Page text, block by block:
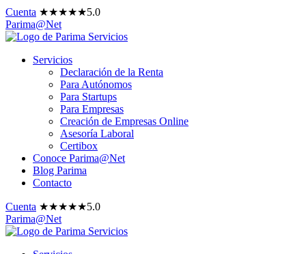
Cuenta ★★★★★5.0
Parima@Net
Servicios
Declaración de la Renta
Para Autónomos
Para Startups
Para Empresas
Creación de Empresas Online
Asesoría Laboral
Certibox
Conoce Parima@Net
Blog Parima
Contacto
Cuenta ★★★★★5.0
Parima@Net